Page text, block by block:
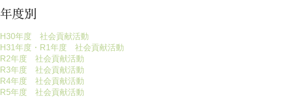
年度別
H30年度 社会貢献活動
H31年度・R1年度 社会貢献活動
R2年度 社会貢献活動
R3年度 社会貢献活動
R4年度 社会貢献活動
R5年度 社会貢献活動